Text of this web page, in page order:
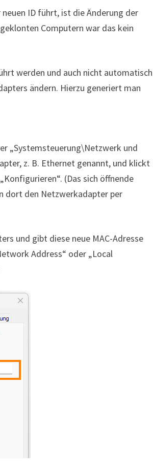
neuen ID führt, ist die Änderung der
Computern war das kein
werden und auch nicht automatisch
ändern. Hierzu generiert man
„Systemsteuerung\Netzwerk und
z. B. Ethernet genannt, und klickt
(Das sich öffnende
dort den Netzwerkadapter per
und gibt diese neue MAC-Adresse
Address“ oder „Local